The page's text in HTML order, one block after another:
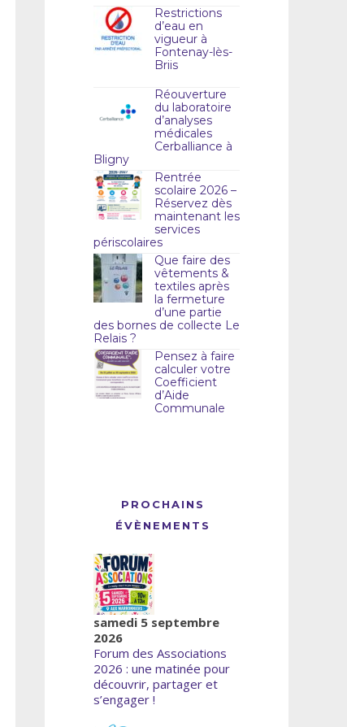
Restrictions
d’eau en
vigueur à
Fontenay-lès-
Briis
Réouverture
du laboratoire
d’analyses
médicales
Cerballiance à
Bligny
Rentrée
scolaire 2026 –
Réservez dès
maintenant les
services
périscolaires
Que faire des
vêtements &
textiles après
la fermeture
d’une partie
des bornes de collecte Le
Relais ?
Pensez à faire
calculer votre
Coefficient
d’Aide
Communale
PROCHAINS
ÉVÈNEMENTS
samedi 5 septembre
2026
Forum des Associations
2026 : une matinée pour
découvrir, partager et
s’engager !